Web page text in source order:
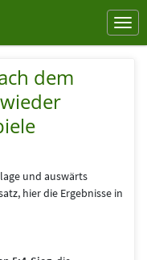
dem
und auswärts
hier die Ergebnisse in